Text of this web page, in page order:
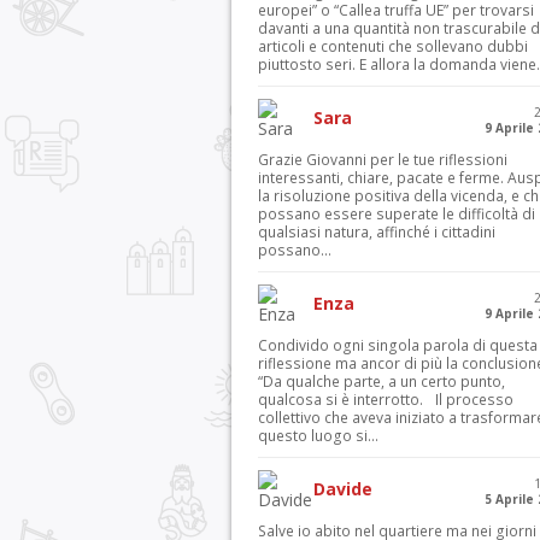
europei” o “Callea truffa UE” per trovarsi
davanti a una quantità non trascurabile
articoli e contenuti che sollevano dubbi
piuttosto seri. E allora la domanda
Sara
9 Aprile
Grazie Giovanni per le tue riflessioni
interessanti, chiare, pacate e ferme.
la risoluzione positiva della vicenda, e
possano essere superate le difficoltà di
qualsiasi natura, affinché i cittadini
possano...
Enza
9 Aprile
Condivido ogni singola parola di questa
riflessione ma ancor di più la
“Da qualche parte, a un certo punto,
qualcosa si è interrotto. Il processo
collettivo che aveva iniziato a
questo luogo si...
Davide
5 Aprile
Salve io abito nel quartiere ma nei giorni